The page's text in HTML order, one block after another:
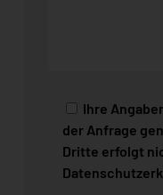
Ihre
der Anfrage
Dritte erfolgt